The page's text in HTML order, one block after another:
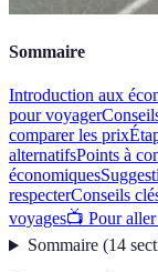
Sommaire
Introduction aux
pour voyager
comparer les prix
alternatifsPoints à
économiques
respecterConseils
voyages📺 Pour
Sommaire(14